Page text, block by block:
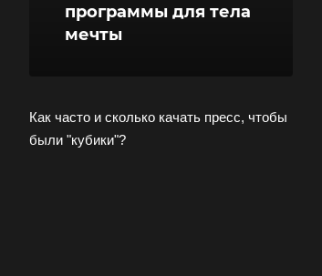
программы для тела
мечты
Как часто и сколько качать пресс, чтобы
были "кубики"?